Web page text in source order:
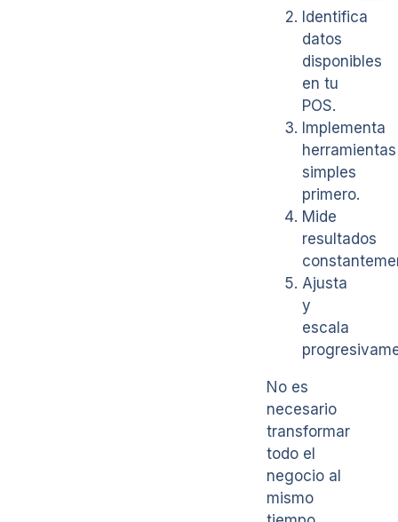
Identifica
datos
disponibles
en tu
POS.
Implementa
herramientas
simples
primero.
Mide
resultados
Ajusta
y
escala
No es
necesario
transformar
todo el
negocio al
mismo